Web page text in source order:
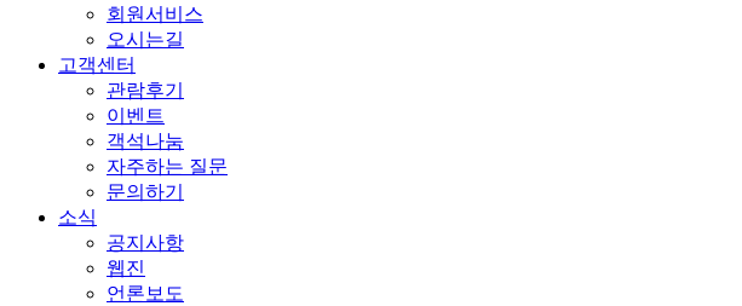
회원서비스
오시는길
고객센터
관람후기
이벤트
객석나눔
자주하는 질문
문의하기
소식
공지사항
웹진
언론보도